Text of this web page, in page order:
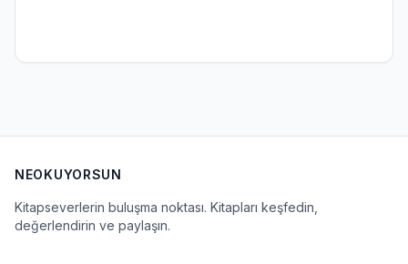
NEOKUYORSUN
Kitapseverlerin buluşma noktası. Kitapları keşfedin,
değerlendirin ve paylaşın.